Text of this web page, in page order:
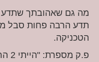
מה גם שאהובתך שתדע
תדע הרבה פחות סבל
הטכניקה.